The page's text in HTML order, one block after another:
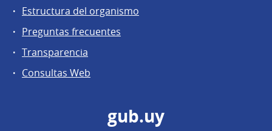
Estructura del organismo
Preguntas frecuentes
Transparencia
Consultas Web
gub.uy